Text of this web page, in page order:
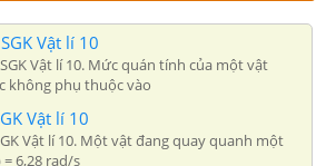
Vật lí 10
Vật lí 10. Mức quán tính của một vật
không phụ thuộc vào
Vật lí 10
Vật lí 10. Một vật đang quay quanh một
6,28 rad/s